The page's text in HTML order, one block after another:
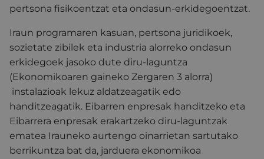
pertsona fisikoentzat eta ondasun-erkidegoentzat.
Iraun programaren kasuan, pertsona juridikoek,
sozietate zibilek eta industria alorreko ondasun
erkidegoek jasoko dute diru-laguntza
(Ekonomikoaren gaineko Zergaren 3 alorra)
instalazioak lekuz aldatzeagatik edo
handitzeagatik. Eibarren enpresak handitzeko eta
Eibarrera enpresak erakartzeko diru-laguntzak
ematea Irauneko aurtengo oinarrietan sartutako
berrikuntza bat da, jarduera ekonomikoa